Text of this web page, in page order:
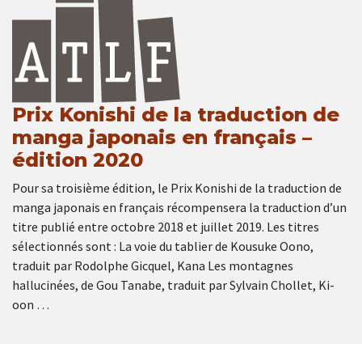
Prix Konishi de la traduction de
manga japonais en français –
édition 2020
Pour sa troisième édition, le Prix Konishi de la traduction de
manga japonais en français récompensera la traduction d’un
titre publié entre octobre 2018 et juillet 2019. Les titres
sélectionnés sont : La voie du tablier de Kousuke Oono,
traduit par Rodolphe Gicquel, Kana Les montagnes
hallucinées, de Gou Tanabe, traduit par Sylvain Chollet, Ki-
oon …